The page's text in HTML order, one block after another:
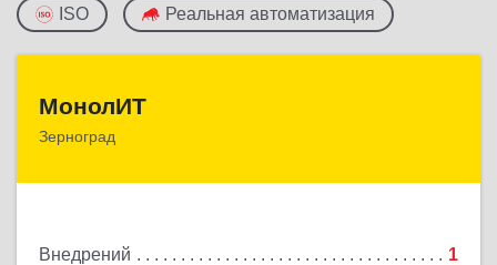
ISO Реальная автоматизация
МонолИТ
Зерноград
Внедрений 1
347740, Ростовская обл, Зерноградский р-н,